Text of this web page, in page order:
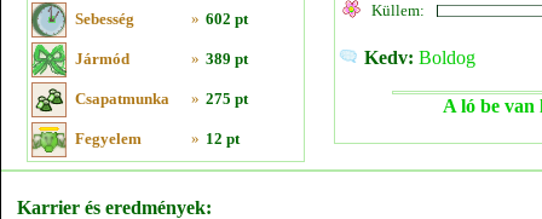
Sebesség » 602 pt
Jármód » 389 pt
Csapatmunka » 275 pt
Fegyelem » 12 pt
Küllem:
Kedv: Boldog
A ló be van
Karrier és eredmények: